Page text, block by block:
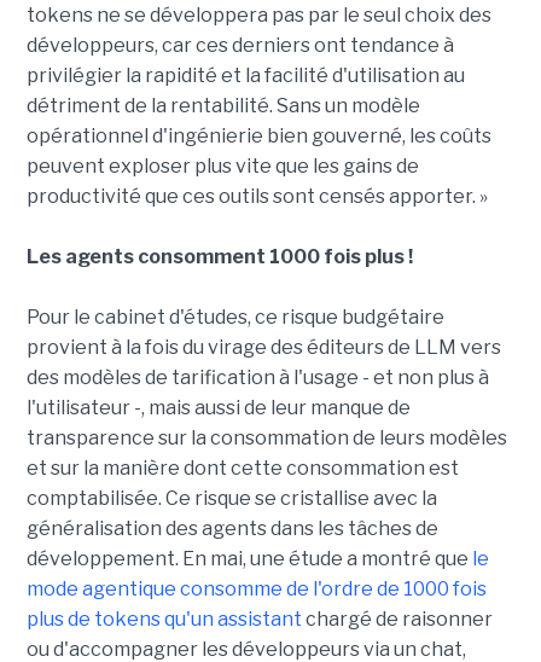
tokens ne se développera pas par le seul choix des
développeurs, car ces derniers ont tendance à
privilégier la rapidité et la facilité d'utilisation au
détriment de la rentabilité. Sans un modèle
opérationnel d'ingénierie bien gouverné, les coûts
peuvent exploser plus vite que les gains de
productivité que ces outils sont censés apporter. »
Les agents consomment 1000 fois plus !
Pour le cabinet d'études, ce risque budgétaire
provient à la fois du virage des éditeurs de LLM vers
des modèles de tarification à l'usage - et non plus à
l'utilisateur -, mais aussi de leur manque de
transparence sur la consommation de leurs modèles
et sur la manière dont cette consommation est
comptabilisée. Ce risque se cristallise avec la
généralisation des agents dans les tâches de
développement. En mai, une étude a montré que le
mode agentique consomme de l'ordre de 1000 fois
plus de tokens qu'un assistant chargé de raisonner
ou d'accompagner les développeurs via un chat,